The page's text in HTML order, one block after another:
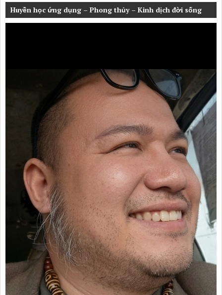
Huyền học ứng dụng – Phong thủy – Kinh dịch đời sống